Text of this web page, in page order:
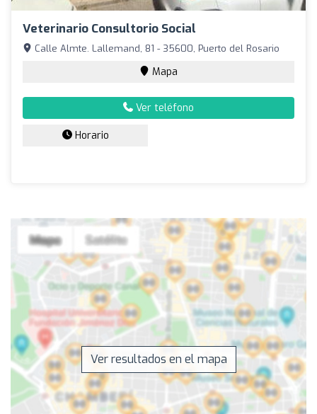
Veterinario Consultorio Social
Calle Almte. Lallemand, 81 - 35600, Puerto del Rosario
Mapa
Ver teléfono
Horario
Ver resultados en el mapa